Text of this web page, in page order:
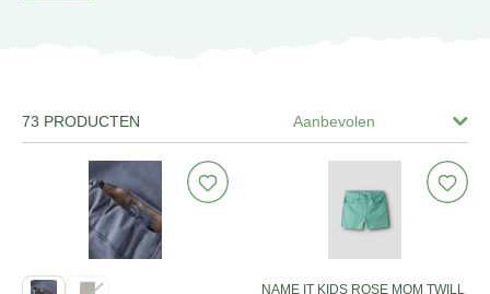
Aanbevolen
73 PRODUCTEN
NAME IT KIDS ROSE MOM TWILL